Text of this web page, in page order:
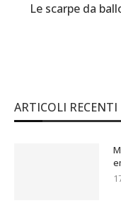
Le scarpe da
ARTICOLI RECENTI